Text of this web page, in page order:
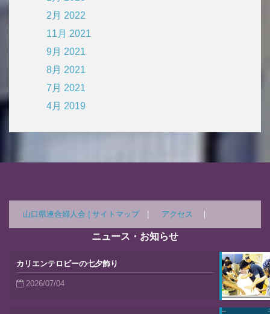
2月 2022
11月 2021
9月 2021
8月 2021
7月 2021
4月 2019
山口県連合婦人会 | サイトマップ| アクセス
ニュース・お知らせ
カリエンテロビーの七夕飾り
2026/07/04